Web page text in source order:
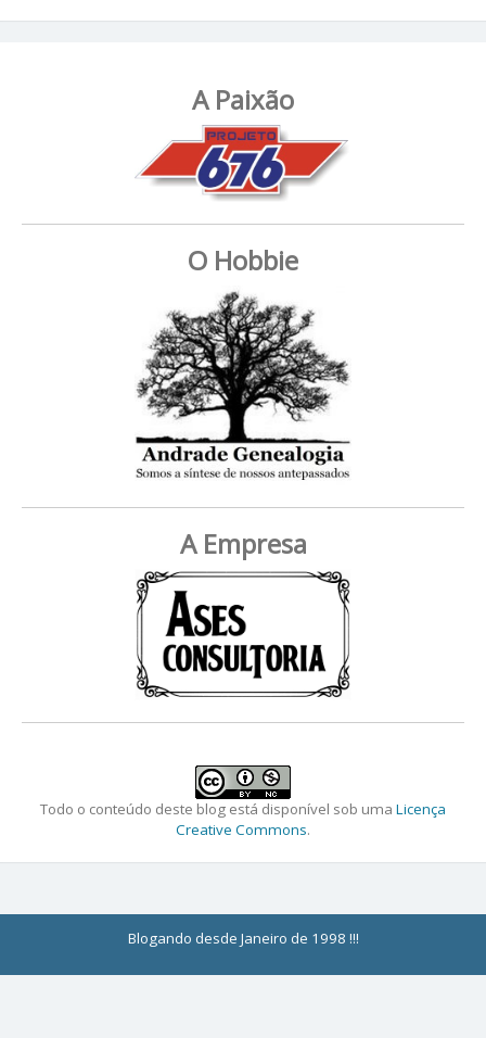
A Paixão
O Hobbie
A Empresa
Todo o conteúdo deste blog está disponível sob uma Licença
Creative Commons.
Blogando desde Janeiro de 1998 !!!